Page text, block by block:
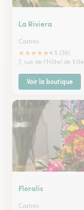
La Riviera
Castres
★★★★★4.5 (39)
7, rue de l'Hôtel de Ville
Voir la boutique
Floralis
Castres